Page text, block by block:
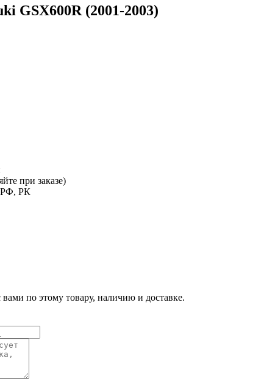
GSX600R (2001-2003)
при заказе)
РФ, РК
по этому товару, наличию и доставке.